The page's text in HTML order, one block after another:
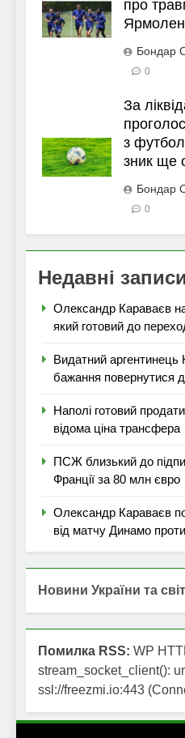
про
Бондар
0
За
з
зник ще
Бондар
0
Недавні записи
Олександр Караваєв
який готовий до
Видатний
бажання повернутися
Наполі готовий
відома ціна трансфера
ПСЖ близький до
Франції за 80 млн євро
Олександр Караваєв
від матчу Динамо
Новини України та
Помилка RSS: WP
stream_socket_client():
ssl://freezmi.io:443